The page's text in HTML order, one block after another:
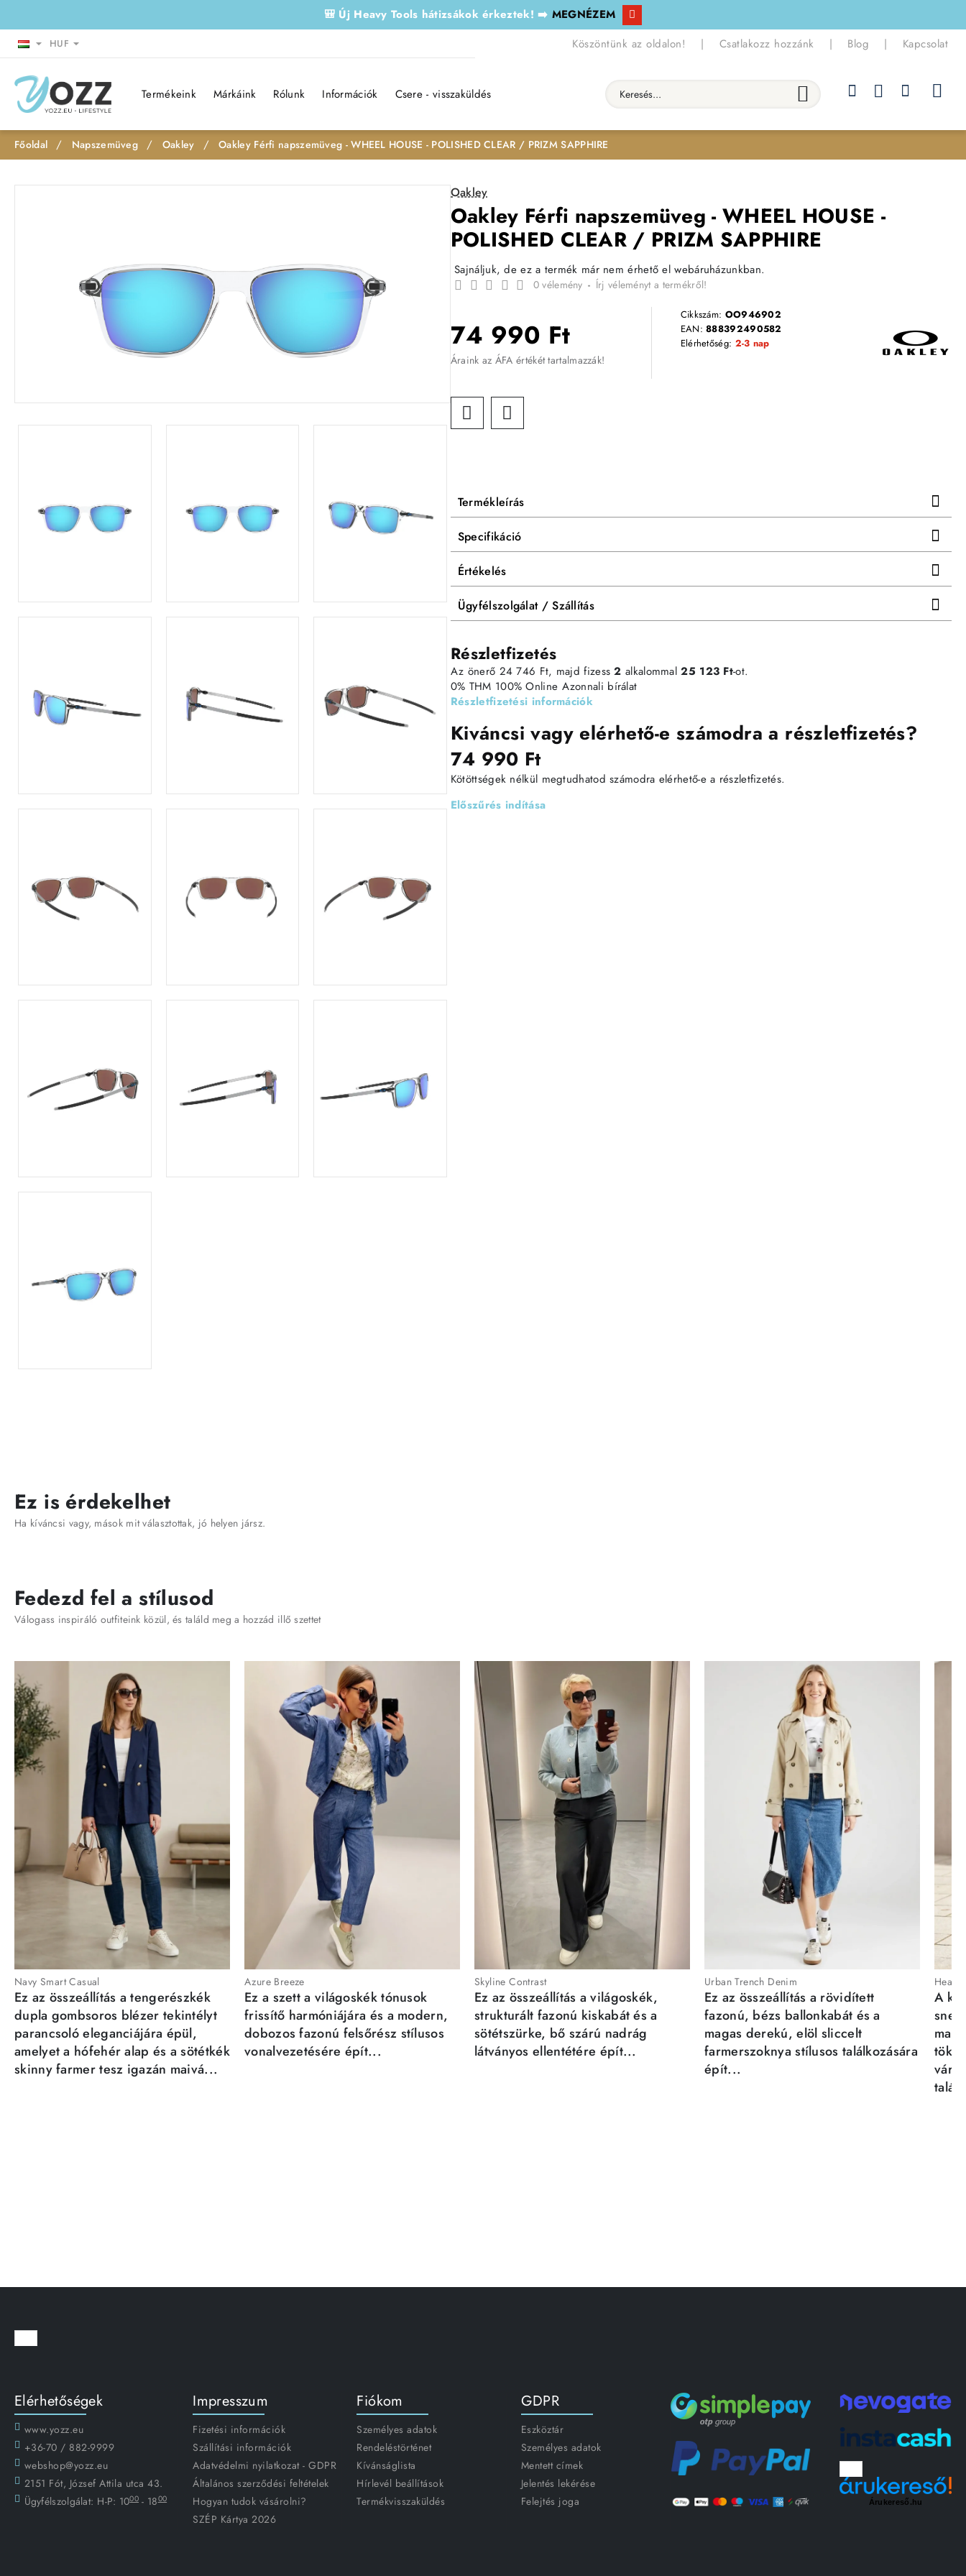
🎒 Új Heavy Tools hátizsákok érkeztek! ➡️ MEGNÉZEM
HUF Köszöntünk az oldalon! | Csatlakozz hozzánk | Blog | Kapcsolat
Termékeink Márkáink Rólunk Információk Csere - visszaküldés Keresés...
h
Napszemüveg Oakley Oakley Férfi napszemüveg - WHEEL HOUSE - POLISHED CLEAR / PRIZM SAPPHIRE
Oakley
Oakley Férfi napszemüveg - WHEEL HOUSE -
POLISHED CLEAR / PRIZM SAPPHIRE
Sajnáljuk, de ez a termék már nem érhető el webáruházunkban.
0 vélemény - Írj véleményt a termékről!
74 990 Ft
Áraink az ÁFA értékét tartalmazzák!
Cikkszám: OO946902
EAN:888392490582
Elérhetőség: 2-3 nap
Termékleírás
Specifikáció
Értékelés
Ügyfélszolgálat / Szállítás
Részletfizetés
Az önerő 24 746 Ft, majd fizess2 alkalommal25 123 Ft-ot.
0% THM 100% Online Azonnali bírálat
Részletfizetési információk
Kiváncsi vagy elérhető-e számodra a részletfizetés?
74 990 Ft
Kötöttségek nélkül megtudhatod számodra elérhető-e a részletfizetés.
Előszűrés indítása
Ez is érdekelhet
Ha kíváncsi vagy, mások mit választottak, jó helyen jársz.
Fedezd fel a stílusod
Válogass inspiráló outfiteink közül, és találd meg a hozzád illő szettet
Navy Smart Casual
Ez az összeállítás a tengerészkék
dupla gombsoros blézer tekintélyt
parancsoló eleganciájára épül,
amelyet a hófehér alap és a sötétkék
skinny farmer tesz igazán maivá...
Azure Breeze
Ez a szett a világoskék tónusok
frissítő harmóniájára és a modern,
dobozos fazonú felsőrész stílusos
vonalvezetésére épít...
Skyline Contrast
Ez az összeállítás a világoskék,
strukturált fazonú kiskabát és a
sötétszürke, bő szárú nadrág
látványos ellentétére épít...
Urban Trench Denim
Ez az összeállítás a rövidített
fazonú, bézs ballonkabát és a
magas derekú, elöl sliccelt
farmerszoknya stílusos találkozására
épít...
A
Elérhetőségek
www.yozz.eu
+36-70 / 882-9999
webshop@yozz.eu
2151 Fót, József Attila utca 43.
Ügyfélszolgálat: H-P: 1000 - 1800
Impresszum
Fizetési információk
Szállítási információk
Adatvédelmi nyilatkozat - GDPR
Általános szerződési feltételek
Hogyan tudok vásárolni?
SZÉP Kártya 2026
Fiókom
Személyes adatok
Rendeléstörténet
Kívánságlista
Hírlevél beállítások
Termékvisszaküldés
GDPR
Eszköztár
Személyes adatok
Mentett címek
Jelentés lekérése
Felejtés joga
Árukereső.hu